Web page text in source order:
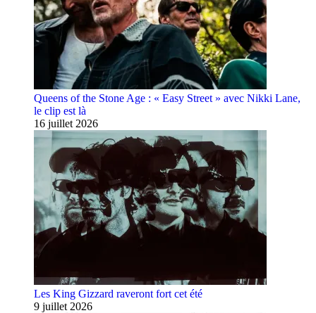
Queens of the Stone Age : « Easy Street » avec Nikki Lane,
le clip est là
16 juillet 2026
Les King Gizzard raveront fort cet été
9 juillet 2026